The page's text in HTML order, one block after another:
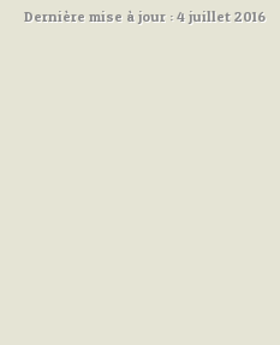
Dernière mise à jour : 4 juillet 2016